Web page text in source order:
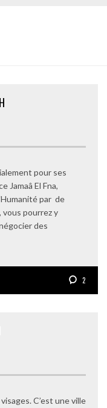
pour ses
Jamaâ El Fna,
par de
vous pourrez y
des
2
C’est une ville